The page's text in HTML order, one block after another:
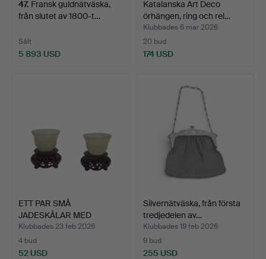
47. Fransk guldnätväska,
från slutet av 1800-t…
Sålt
5 893 USD
Katalanska Art Deco
örhängen, ring och rel…
Klubbades 6 mar 2026
20 bud
174 USD
ETT PAR SMÅ
JADESKÅLAR MED
DJURBASRELIEF.
Klubbades 23 feb 2026
4 bud
52 USD
Silvernätväska, från första
tredjedelen av…
Klubbades 19 feb 2026
9 bud
255 USD